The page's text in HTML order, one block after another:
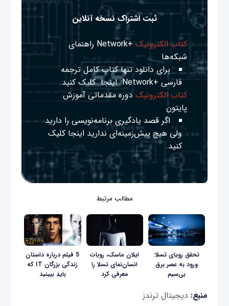
ثبت اشتراک نسخه آنلاین
کتاب الکترونیک
+Network راهنمای
شبکه‌ها
برای دانلود تنها کتاب کامل ترجمه
فارسی +Network
اینجا کلیک کنید.
کتاب الکترونیک دوره مقدماتی آموزش
پایتون
اگر قصد یادگیری برنامه‌نویسی را دارید
ولی هیچ پیش‌زمینه‌ای نداریداینجا کلیک
کنید.
مطالب مرتبط
تحقق رویای تسلا:
ورود به عصر برق
بی‌سیم
ایلان ماسک، روبات
انسان‌نمای تسلا را
معرفی کرد
5 فیلم درباره داستان
زندگی بزرگان IT که
باید ببینید
منبع: دیجیتال ترندز